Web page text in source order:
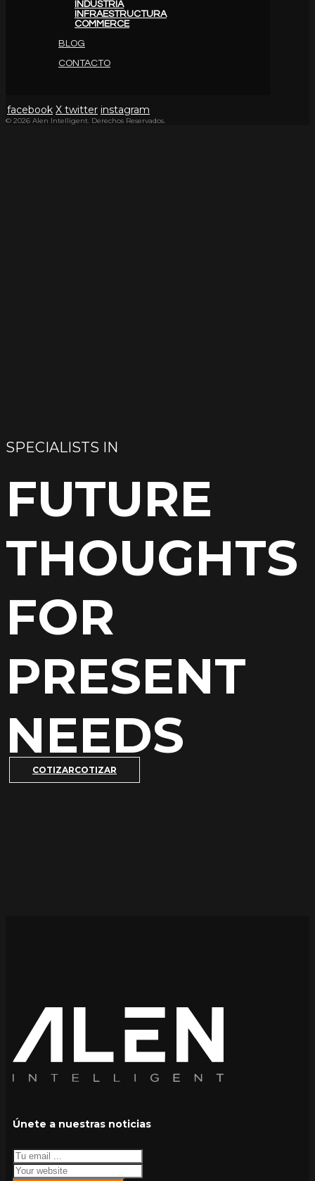
INDUSTRIA
INFRAESTRUCTURA
COMMERCE
BLOG
CONTACTO
facebook X twitter instagram
© 2026 Alen Intelligent. Derechos Reservados.
SPECIALISTS IN
FUTURE
THOUGHTS
FOR
PRESENT
NEEDS
COTIZARCOTIZAR
Únete a nuestras noticias